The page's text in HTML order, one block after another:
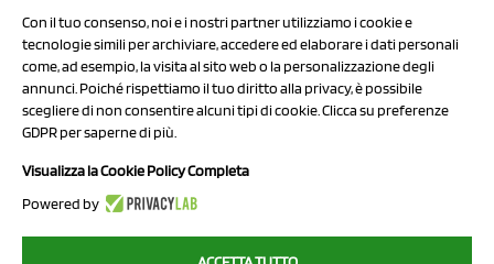
Privacy Policy
Cookie Policy
Chi Siamo
2023 NCX Drahorad srl - All rights reserved
Con il tuo consenso, noi e i nostri partner utilizziamo i cookie e
tecnologie simili per archiviare, accedere ed elaborare i dati personali
come, ad esempio, la visita al sito web o la personalizzazione degli
annunci. Poiché rispettiamo il tuo diritto alla privacy, è possibile
scegliere di non consentire alcuni tipi di cookie. Clicca su preferenze
GDPR per saperne di più.
Visualizza la Cookie Policy Completa
Powered by